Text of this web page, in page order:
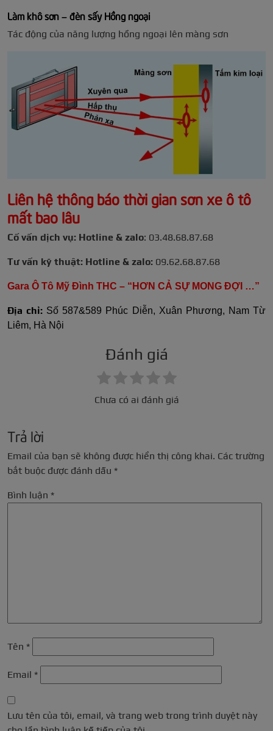
Làm khô sơn – đèn sấy Hồng ngoại
Tác động của năng lượng hồng ngoại lên màng sơn
Liên hệ thông báo thời gian sơn xe ô tô
mất bao lâu
Cố vấn dịch vụ: Hotline & zalo: 03.48.68.87.68
Tư vấn kỹ thuật: Hotline & zalo: 09.62.68.87.68
Gara Ô Tô Mỹ Đình THC – “HƠN CẢ SỰ MONG ĐỢI …”
Địa chỉ: Số 587&589 Phúc Diễn, Xuân Phương, Nam Từ
Liêm, Hà Nội
Đánh giá
Chưa có ai đánh giá
Trả lời
Email của bạn sẽ không được hiển thị công khai. Các trường
bắt buộc được đánh dấu *
Bình luận *
Tên *
Email *
Lưu tên của tôi, email, và trang web trong trình duyệt này